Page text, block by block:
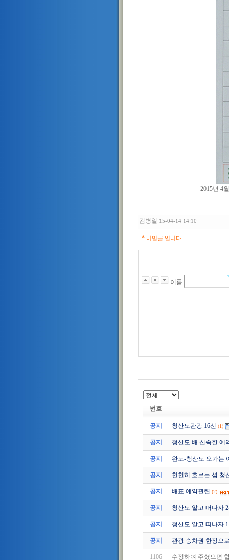
2015년 4월1일
김병일 15-04-14 14:10
* 비밀글 입니다.
이름
번호
공지 청산도관광 16선 (1)
공지 청산도 배 신속한 예
공지 완도-청산도 오가는
공지 천천히 흐르는 섬 청
공지 배표 예약관련 (2)
공지 청산도 알고 떠나자
공지 청산도 알고 떠나자
공지 관광 승차권 한장으
1106 수정하여 주셨으면